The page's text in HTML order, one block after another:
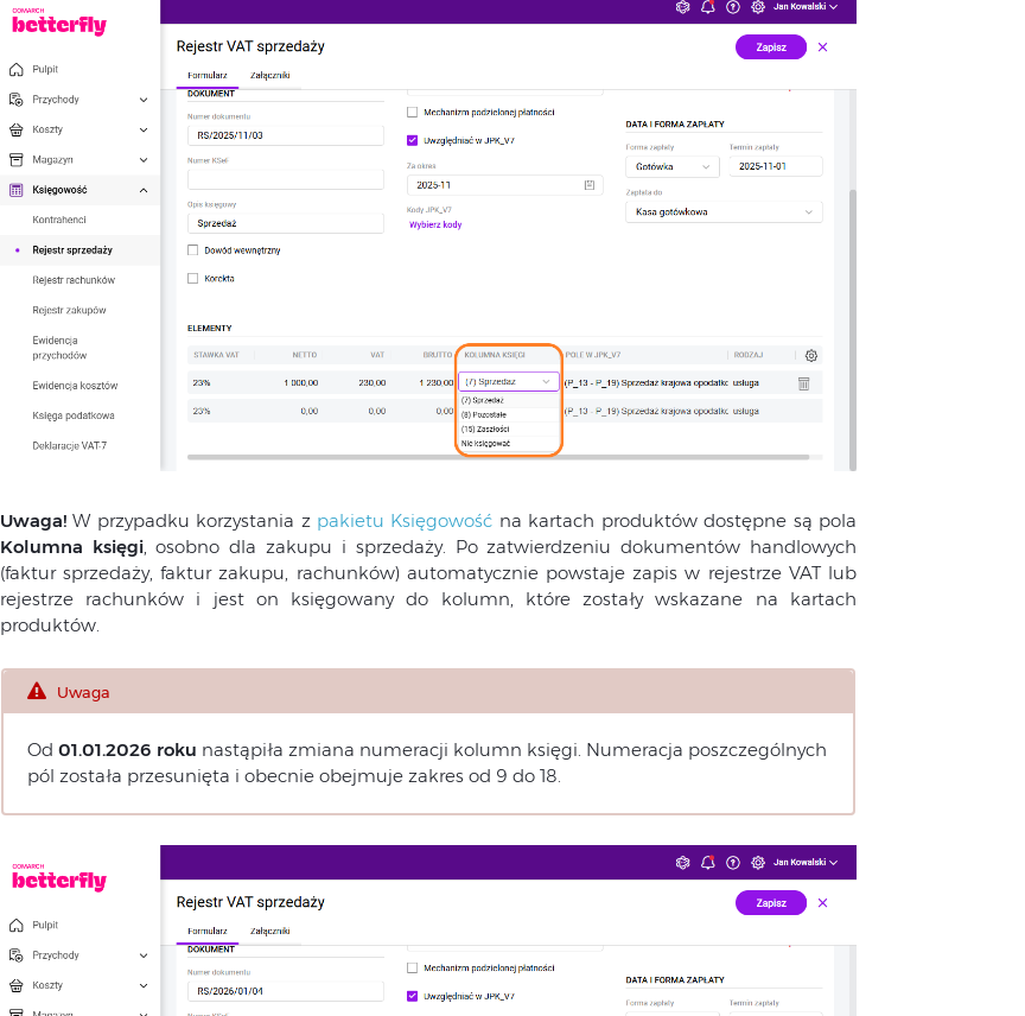
Uwaga!W przypadku korzystania z pakietu Księgowość na kartach produktów dostępne są pola
Kolumna księgi, osobno dla zakupu i sprzedaży. Po zatwierdzeniu dokumentów handlowych
(faktur sprzedaży, faktur zakupu, rachunków) automatycznie powstaje zapis w rejestrze VAT lub
rejestrze rachunków i jest on księgowany do kolumn, które zostały wskazane na kartach
produktów.
Uwaga
Od 01.01.2026 roku nastąpiła zmiana numeracji kolumn księgi. Numeracja poszczególnych
pól została przesunięta i obecnie obejmuje zakres od 9 do 18.